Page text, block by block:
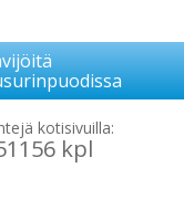
kotisivuilla:
kpl